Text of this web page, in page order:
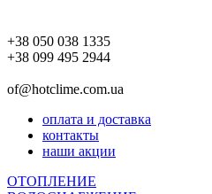
+38 050 038 1335
+38 099 495 2944
of@hotclime.com.ua
оплата и доставка
контакты
наши акции
ОТОПЛЕНИЕ